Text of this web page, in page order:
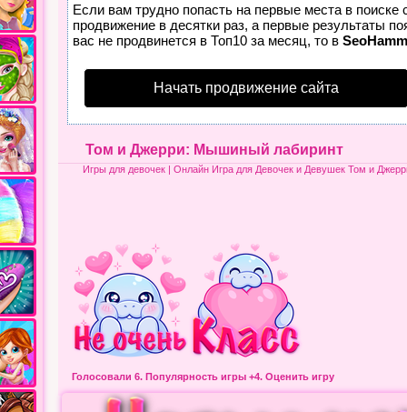
Если вам трудно попасть на первые места в
продвижение в десятки раз, а первые результаты
вас не продвинется в Топ10 за месяц, то в
Начать продвижение сайта
Том и Джерри: Мышиный лабиринт
Игры для девочек| Онлайн Игра для Девочек и Девушек Том и
Голосовали 6. Популярность игры +4. Оценить игру